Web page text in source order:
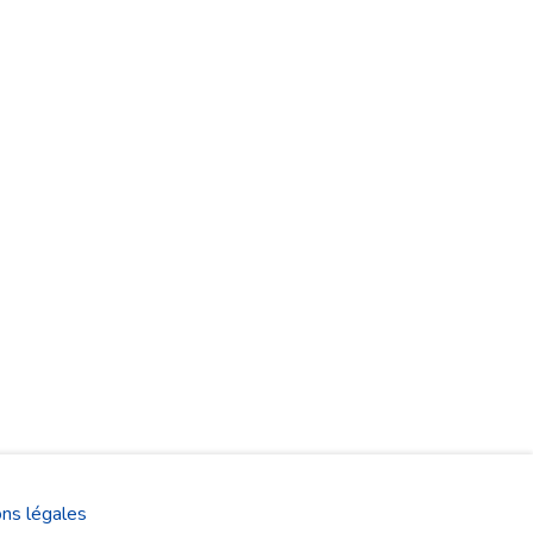
légales